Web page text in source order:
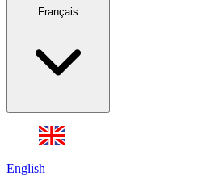
Français
English